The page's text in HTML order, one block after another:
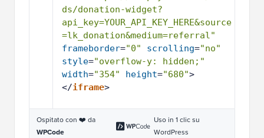
ds/donation-widget?
api_key=YOUR_API_KEY_HERE&source
=lk_donation&medium=referral"
frameborder="0" scrolling="no"
style="overflow-y: hidden;"
width="354" height="680">
</iframe>
Ospitato con ❤️ da
WPCode
Uso in 1 clic su
WordPress